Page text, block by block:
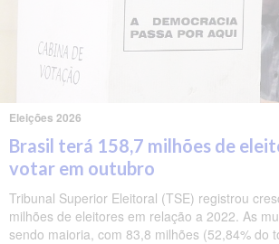
Eleições 2026
Brasil terá 158,7 milhões de
votar em outubro
Tribunal Superior Eleitoral (TSE) registrou
milhões de eleitores em relação a 2022. As
sendo maioria, com 83,8 milhões (52,84% do